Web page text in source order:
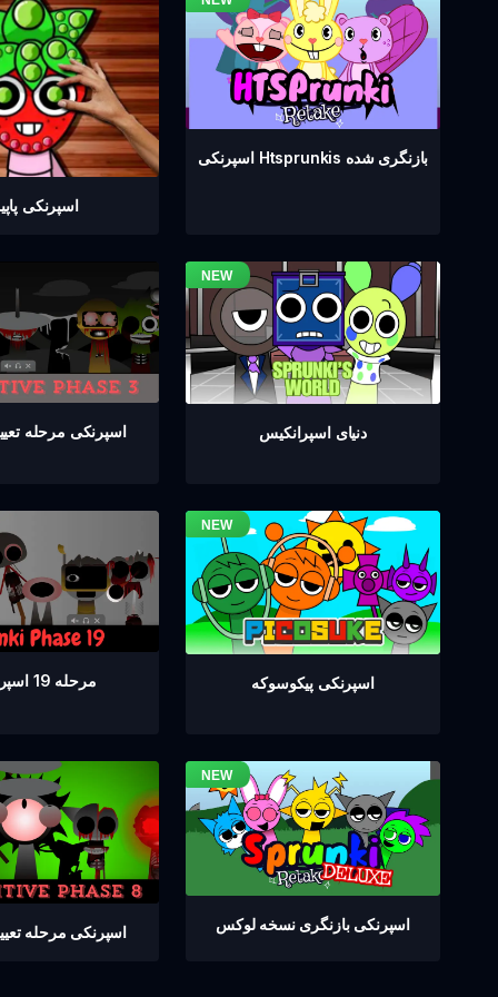
اسپرنکی
اسپرنکی Htsprunkis بازنگری شده
اسپرنکی مرحله دنیای اسپرانکیس
مرحله 19 اسپرانکی اسپرنکی پیکوسوکه
اسپرنکی مرحله اسپرنکی بازنگری نسخه لوکس